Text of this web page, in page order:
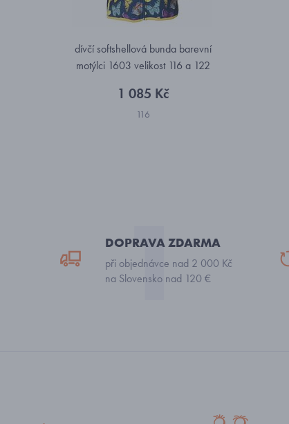
dívčí softshellová bunda barevní
motýlci 1603 velikost 116 a 122
1 085 Kč
116
DOPRAVA ZDARMA
při objednávce nad 2 000 Kč
na Slovensko nad 120 €